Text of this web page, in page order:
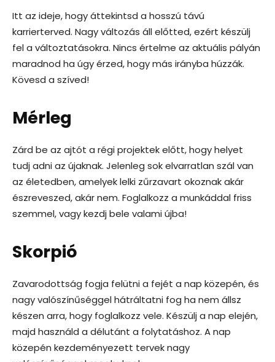
Itt az ideje, hogy áttekintsd a hosszú távú
karrierterved. Nagy változás áll előtted, ezért készülj
fel a változtatásokra. Nincs értelme az aktuális pályán
maradnod ha úgy érzed, hogy más irányba húzzák.
Kövesd a szíved!
Mérleg
Zárd be az ajtót a régi projektek előtt, hogy helyet
tudj adni az újaknak. Jelenleg sok elvarratlan szál van
az életedben, amelyek lelki zűrzavart okoznak akár
észreveszed, akár nem. Foglalkozz a munkáddal friss
szemmel, vagy kezdj bele valami újba!
Skorpió
Zavarodottság fogja felütni a fejét a nap közepén, és
nagy valószínűséggel hátráltatni fog ha nem állsz
készen arra, hogy foglalkozz vele. Készülj a nap elején,
majd használd a délutánt a folytatáshoz. A nap
közepén kezdeményezett tervek nagy